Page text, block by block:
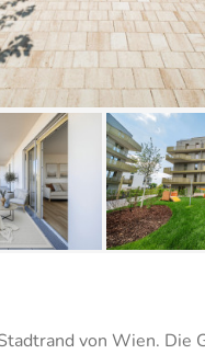
von Wien. Die